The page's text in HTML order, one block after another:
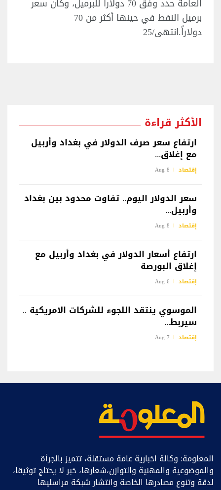
العامة حدد وفق 70 دولاراً للبرميل، وكان سعر
برميل النفط في حينها أكثر من 70
دولاراً.انتهى/25
الأكثر قراءة
ارتفاع سعر صرف الدولار في بغداد وأربيل
مع إغلاق...
إقتصاد 8 Aug
سعر الدولار اليوم.. تفاوت محدود بين بغداد
وأربيل...
إقتصاد 8 Aug
ارتفاع أسعار الدولار في بغداد وأربيل مع
إغلاق البورصة
إقتصاد 6 Aug
الموسوي ينتقد اللجوء للشركات الامريكية ..
سيربط...
إقتصاد 7 Aug
المعلومة: وكالة اخبارية عامة مستقلة، تتميز بالجرأة
والموضوعية والمهنية والتوازن،شعارها، خبر ﻻ يحتاج توثيقا،
لدقة وتنوع مصادرها الخاصة وانتشار شبكة مراسليها